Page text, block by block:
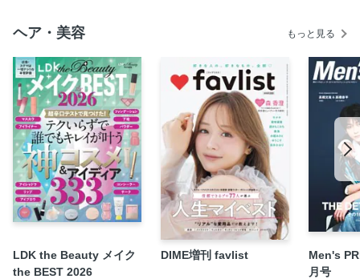
踊れる体に仕上げる。ダンエク STEP.3
BENEFIT #7 股関節・骨盤・足首を柔軟にほぐす［ 可動域
アップのダンエク（1）（2） ］
BENEFIT #8 ストレスを解放し思いのままに動く［ 表現力
アップのダンエク ］
1曲踊る達成感で続く！ 「Rock this Party」初心者ver.にチ
ャレンジ。
磨かれ続けていくもの。NOSUKEのダンスと生きる半生。
プロダンサーNOSUKEを知る、50問50答。
Team“S”pecial NOSUKE’s DISCOGRAPHY
“変わりたい”と願うすべての人に贈る。NOSUKEからの努力
の金言。
ヘア・美容 もっと見る
LDK the Beauty メイク
the BEST 2026
DIME増刊 favlist
Men's
月号